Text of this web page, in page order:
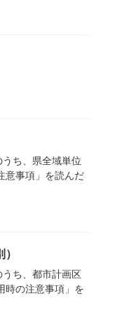
ち、県全域単位
意事項」を読んだ
ち、都市計画区
時の注意事項」を